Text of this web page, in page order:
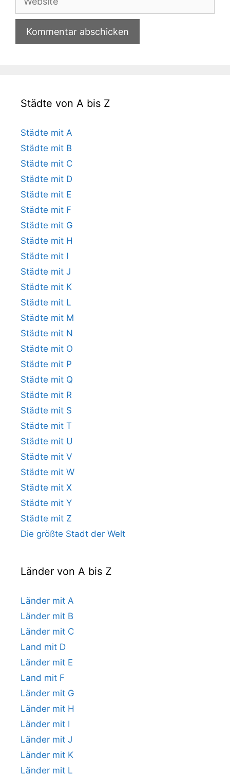
Städte von A bis Z
Städte mit A
Städte mit B
Städte mit C
Städte mit D
Städte mit E
Städte mit F
Städte mit G
Städte mit H
Städte mit I
Städte mit J
Städte mit K
Städte mit L
Städte mit M
Städte mit N
Städte mit O
Städte mit P
Städte mit Q
Städte mit R
Städte mit S
Städte mit T
Städte mit U
Städte mit V
Städte mit W
Städte mit X
Städte mit Y
Städte mit Z
Die größte Stadt der Welt
Länder von A bis Z
Länder mit A
Länder mit B
Länder mit C
Land mit D
Länder mit E
Land mit F
Länder mit G
Länder mit H
Länder mit I
Länder mit J
Länder mit K
Länder mit L